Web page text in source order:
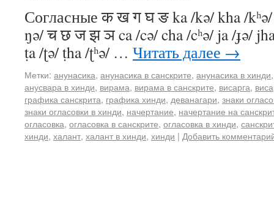
Согласные क ख ग घ ङ ka /kə/ kha /kʰə/
ŋə/ च छ ज झ ञ ca /cə/ cha /cʰə/ ja /ɟə/
ṭa /ʈə/ ṭha /ʈʰə/ … Читать далее →
Метки: анунасика, анунасика в санскрите, анунасика в хинди
анусвара в хинди, вирама, вирама в санскрите, висарга,
графика санскрита, графика хинди, деванагари, знаки
знаки огласовки в хинди, начертание, начертание на
огласовка, огласовка в санскрите, огласовка в хинди,
хинди, халант, халант в хинди, хинди | Добавить